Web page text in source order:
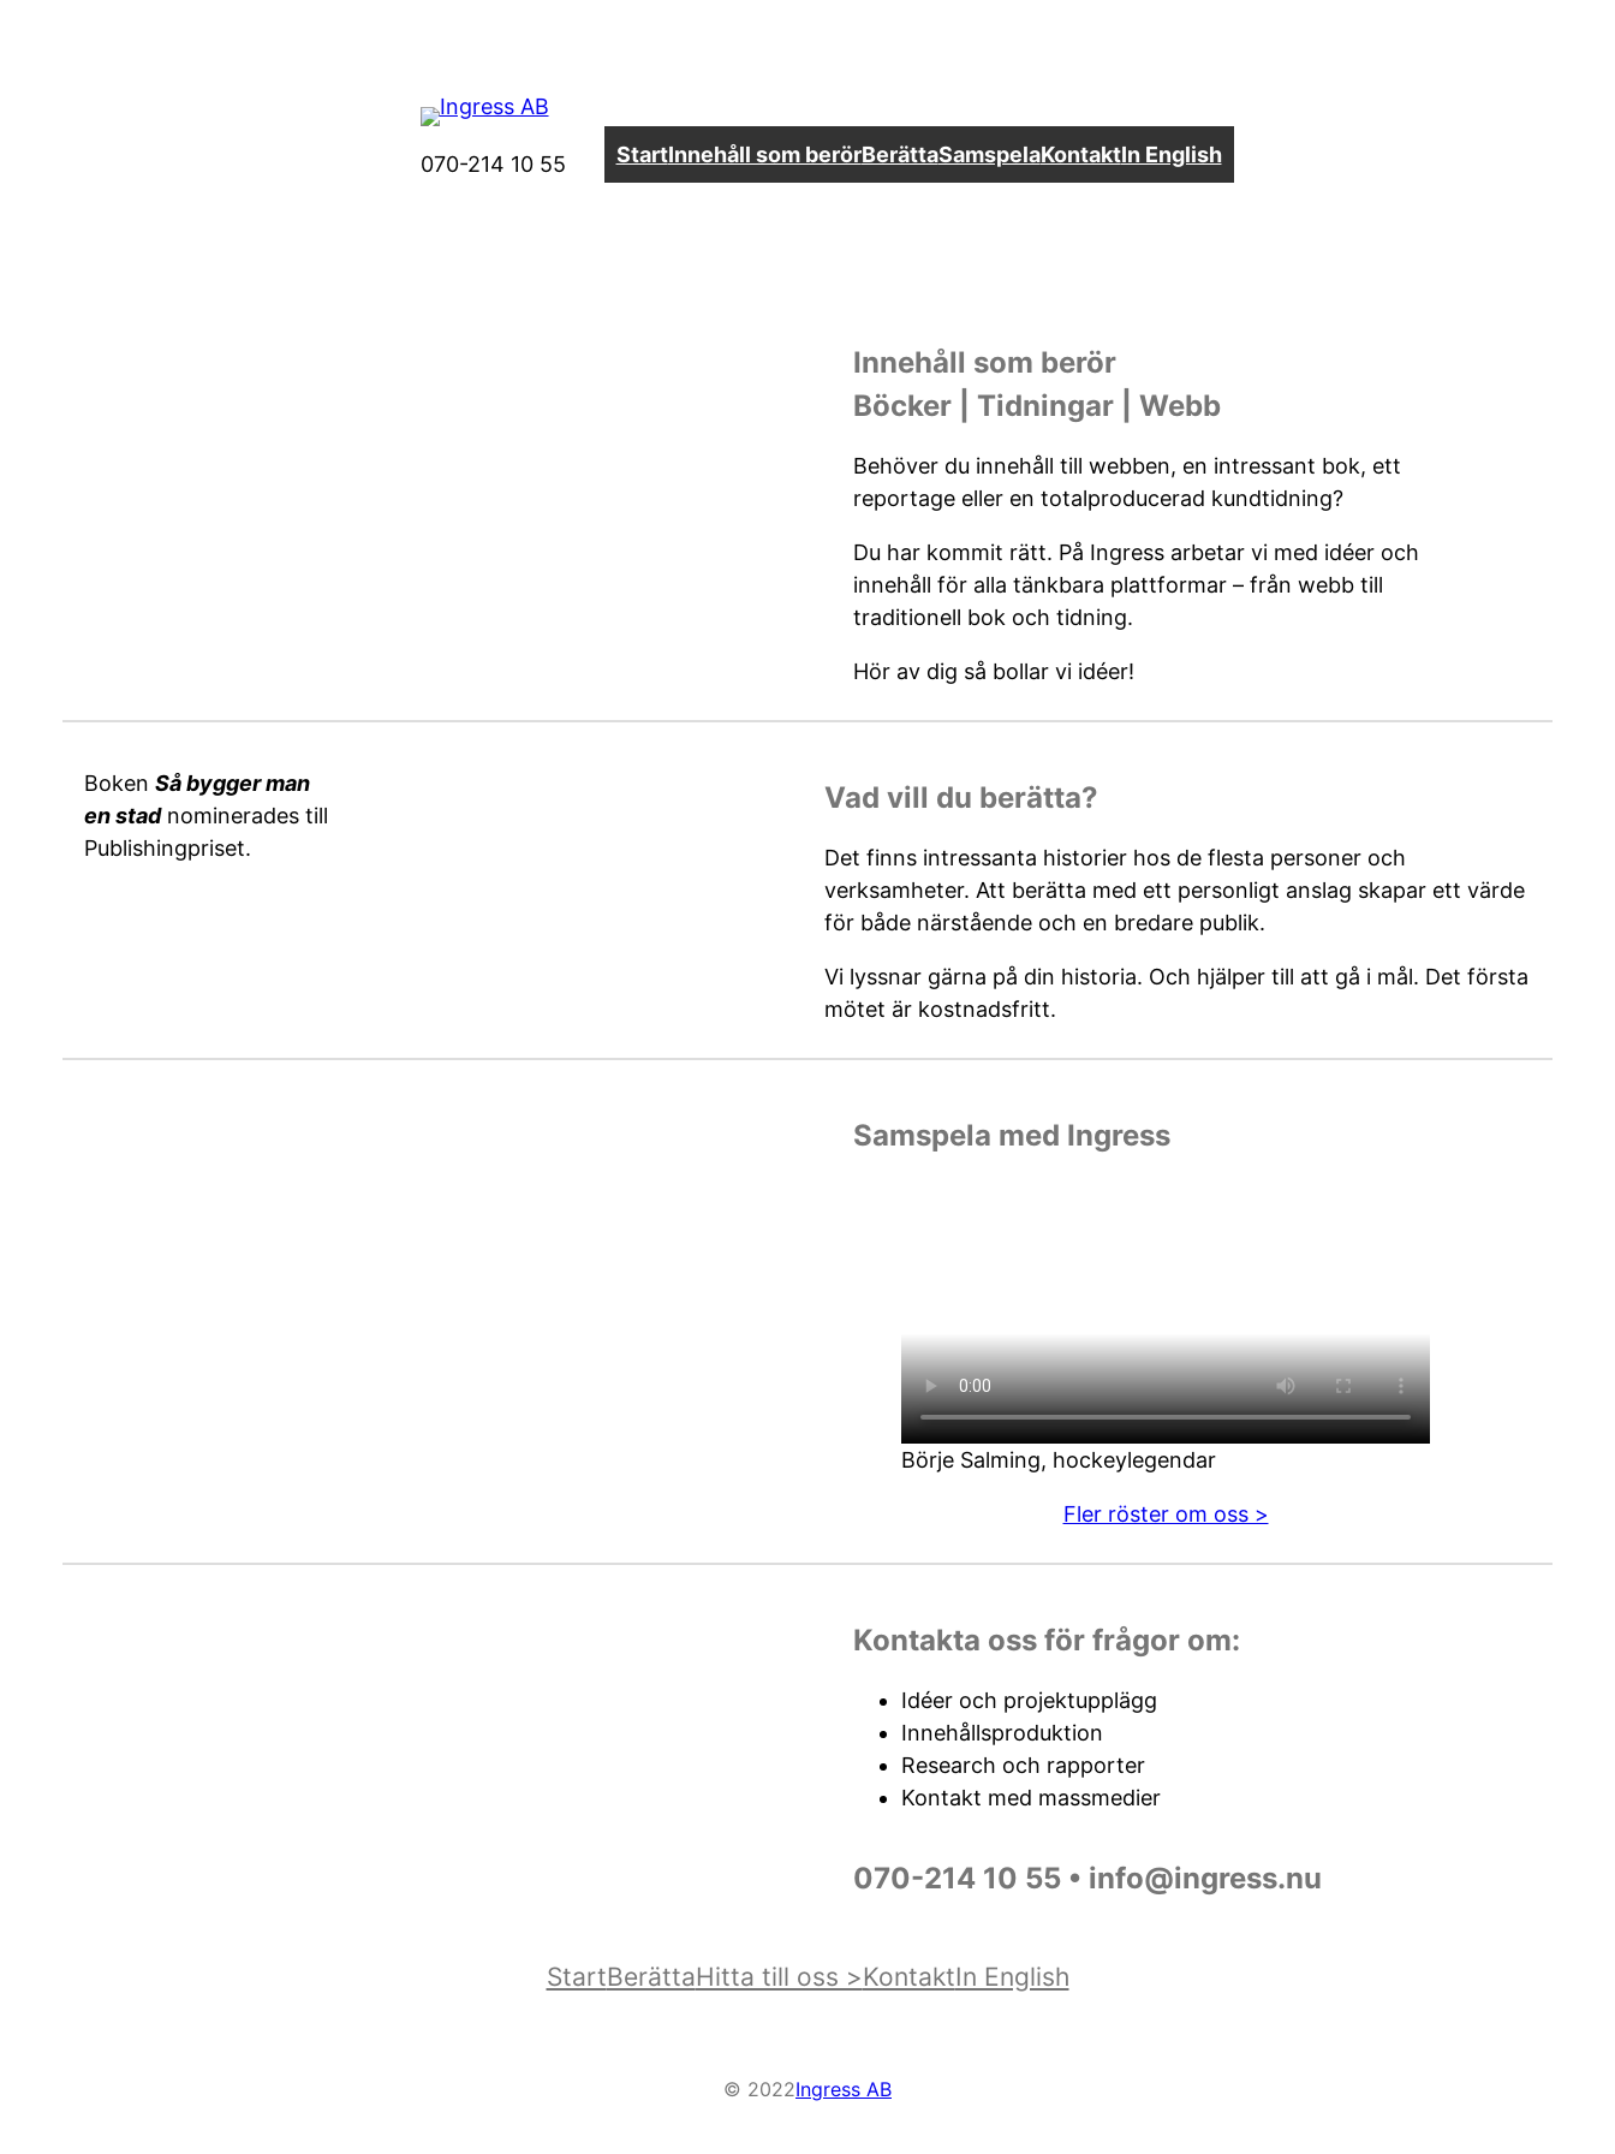
070-214 10 55 StartInnehåll som berörBerättaSamspelaKontaktIn English
Innehåll som berör
Böcker | Tidningar | Webb
Behöver du innehåll till webben, en intressant bok, ett
reportage eller en totalproducerad kundtidning?
Du har kommit rätt. På Ingress arbetar vi med idéer och
innehåll för alla tänkbara plattformar – från webb till
traditionell bok och tidning.
Hör av dig så bollar vi idéer!
Boken Så bygger man
en stadnominerades till
Publishingpriset.
Vad vill du berätta?
Det finns intressanta historier hos de flesta personer och
verksamheter. Att berätta med ett personligt anslag skapar ett värde
för både närstående och en bredare publik.
Vi lyssnar gärna på din historia. Och hjälper till att gå i mål. Det första
mötet är kostnadsfritt.
Samspela med Ingress
Börje Salming, hockeylegendar
Fler röster om oss >
Kontakta oss för frågor om:
Idéer och projektupplägg
Innehållsproduktion
Research och rapporter
Kontakt med massmedier
070-214 10 55 • info@ingress.nu
StartBerättaHitta till oss >KontaktIn English
© 2022Ingress AB